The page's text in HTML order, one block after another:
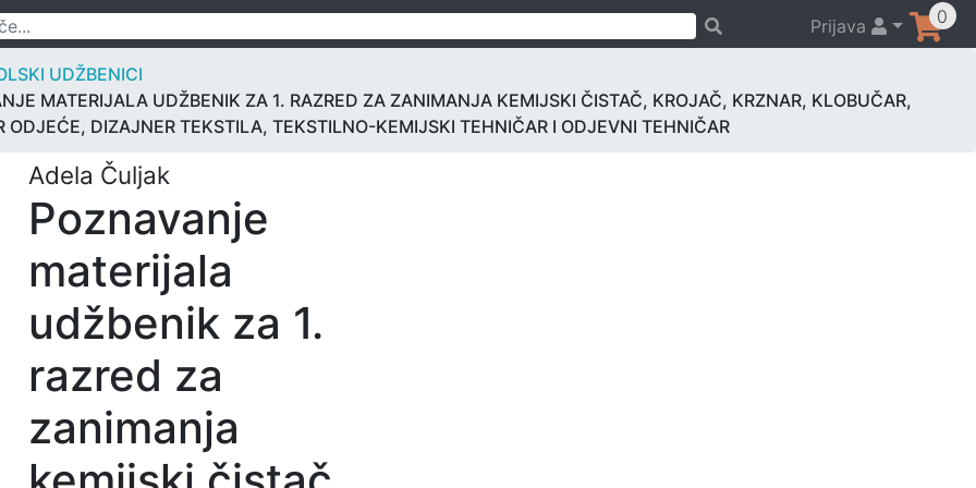
Prijava 0
UDŽBENICI
MATERIJALA UDŽBENIK ZA 1. RAZRED ZA ZANIMANJA KEMIJSKI ČISTAČ, KROJAČ, KRZNAR, KLOBUČAR,
ODJEĆE, DIZAJNER TEKSTILA, TEKSTILNO-KEMIJSKI TEHNIČAR I ODJEVNI TEHNIČAR
Adela Čuljak
Poznavanje
materijala
udžbenik za 1.
razred za
zanimanja